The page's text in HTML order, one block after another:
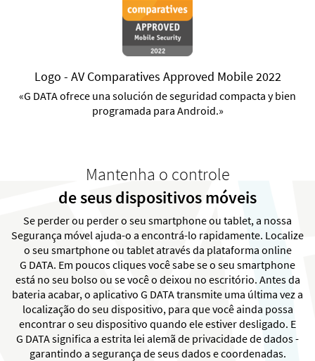
Logo - AV Comparatives Approved Mobile 2022
«G DATA ofrece una solución de seguridad compacta y bien
programada para Android.»
Mantenha o controle
de seus dispositivos móveis
Se perder ou perder o seu smartphone ou tablet, a nossa
Segurança móvel ajuda-o a encontrá-lo rapidamente. Localize
o seu smartphone ou tablet através da plataforma online
G DATA. Em poucos cliques você sabe se o seu smartphone
está no seu bolso ou se você o deixou no escritório. Antes da
bateria acabar, o aplicativo G DATA transmite uma última vez a
localização do seu dispositivo, para que você ainda possa
encontrar o seu dispositivo quando ele estiver desligado. E
G DATA significa a estrita lei alemã de privacidade de dados -
garantindo a segurança de seus dados e coordenadas.